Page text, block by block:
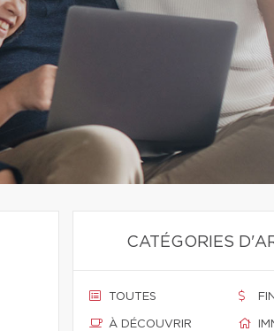
CATÉGORIES
TOUTES
À DÉCOUVRIR